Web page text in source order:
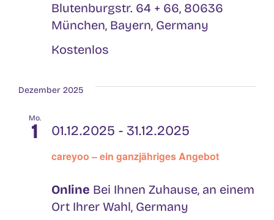
Blutenburgstr. 64 + 66, 80636
München, Bayern, Germany
Kostenlos
Dezember 2025
Mo.
1
careyoo – ein ganzjähriges Angebot
01.12.2025 - 31.12.2025
Online Bei Ihnen Zuhause, an einem
Ort Ihrer Wahl, Germany